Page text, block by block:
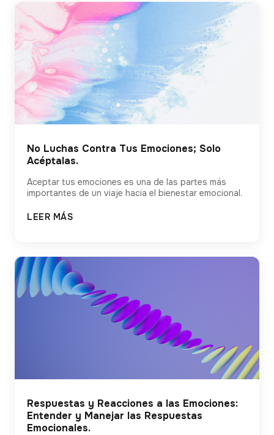
No Luchas Contra Tus Emociones; Solo
Acéptalas.
Aceptar tus emociones es una de las partes más
importantes de un viaje hacia el bienestar emocional.
LEER MÁS
Respuestas y Reacciones a las Emociones:
Entender y Manejar las Respuestas
Emocionales.